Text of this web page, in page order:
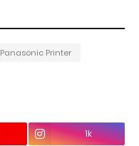
Panasonic Printer
1k